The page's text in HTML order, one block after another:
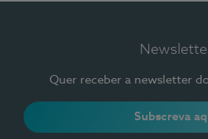
Quer receber a newsletter
Subscreva